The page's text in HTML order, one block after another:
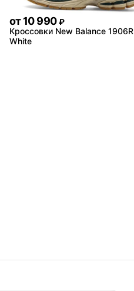
от 10 990 ₽
Кроссовки New Balance 1906R
White